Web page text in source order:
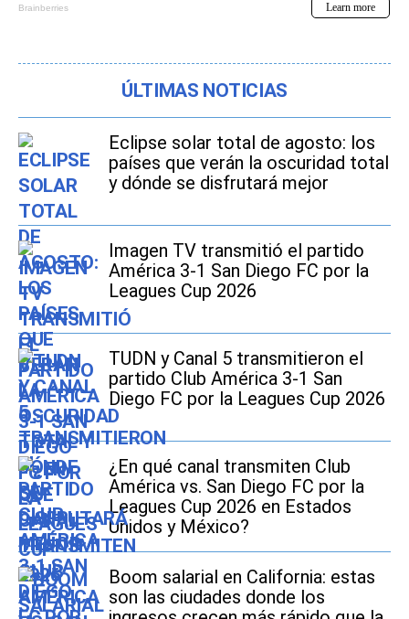
ÚLTIMAS NOTICIAS
Eclipse solar total de agosto: los
países que verán la oscuridad total
y dónde se disfrutará mejor
Imagen TV transmitió el partido
América 3-1 San Diego FC por la
Leagues Cup 2026
TUDN y Canal 5 transmitieron el
partido Club América 3-1 San
Diego FC por la Leagues Cup 2026
¿En qué canal transmiten Club
América vs. San Diego FC por la
Leagues Cup 2026 en Estados
Unidos y México?
Boom salarial en California: estas
son las ciudades donde los